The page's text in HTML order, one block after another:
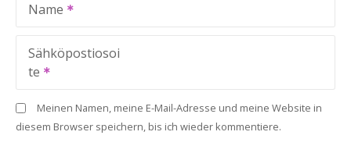
Name
Sähköpostiosoi
te
Meinen Namen, meine E-Mail-Adresse und meine Website in
diesem Browser speichern, bis ich wieder kommentiere.